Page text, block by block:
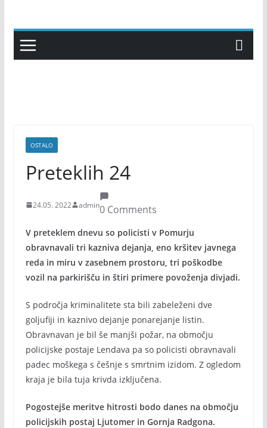
content
OSTALO
Preteklih 24
24.05. 2022 admin0 Comments
V preteklem dnevu so policisti v Pomurju
obravnavali tri kazniva dejanja, eno kršitev javnega
reda in miru v zasebnem prostoru, tri poškodbe
vozil na parkirišču in štiri primere povoženja divjadi.
S področja kriminalitete sta bili zabeleženi dve
goljufiji in kaznivo dejanje ponarejanje listin.
Obravnavan je bil še manjši požar, na območju
policijske postaje Lendava pa so policisti obravnavali
padec moškega s češnje s smrtnim izidom. Z ogledom
kraja je bila tuja krivda izključena.
Pogostejše meritve hitrosti bodo danes na območju
policijskih postaj Ljutomer in Gornja Radgona.